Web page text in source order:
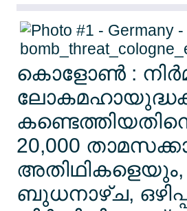
കൊളോണ്‍ :
20,000
ബുധനാഴ്ച,